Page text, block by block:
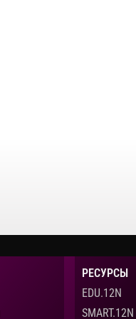
РЕСУРСЫ
EDU.12N
SMART.12N